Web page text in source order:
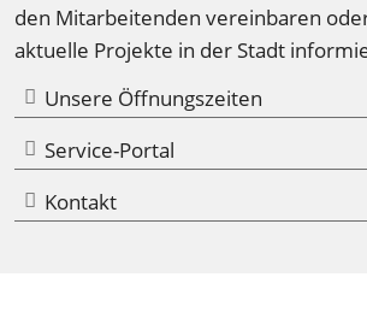
den Mitarbeitenden vereinbaren
aktuelle Projekte in der Stadt
Unsere Öffnungszeiten
Service-Portal
Kontakt